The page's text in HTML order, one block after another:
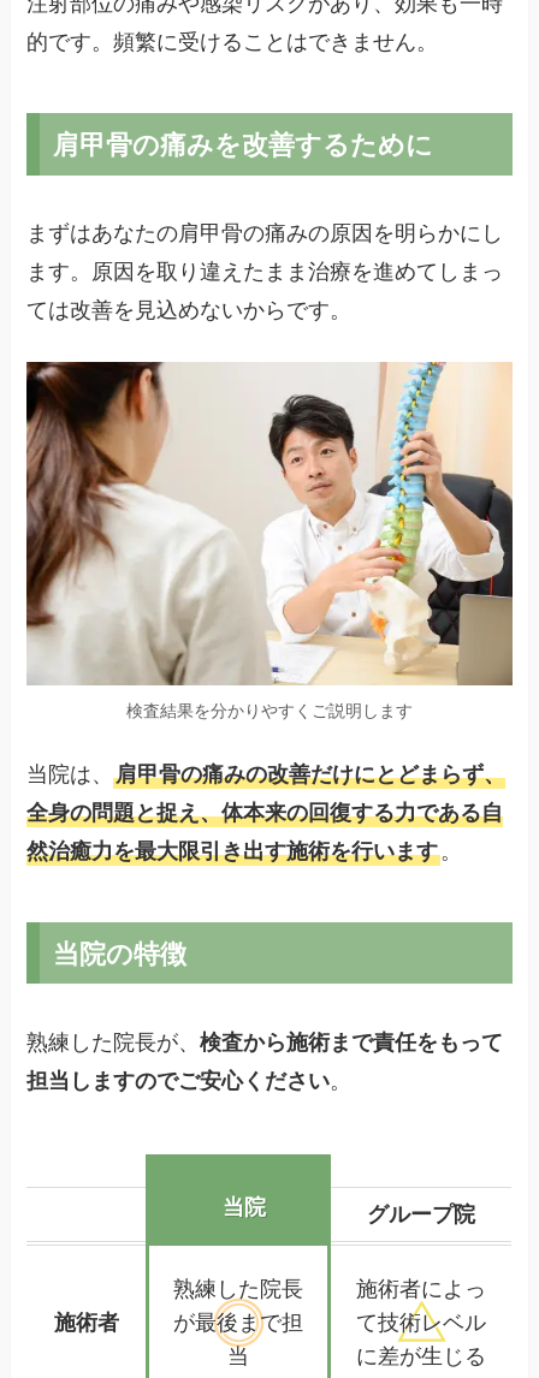
的です。頻繁に受けることはできません。
肩甲骨の痛みを改善するために
まずはあなたの肩甲骨の痛みの原因を明らかにし
ます。原因を取り違えたまま治療を進めてしまっ
ては改善を見込めないからです。
検査結果を分かりやすくご説明します
当院は、肩甲骨の痛みの改善だけにとどまらず、
全身の問題と捉え、体本来の回復する力である自
然治癒力を最大限引き出す施術を行います。
当院の特徴
熟練した院長が、検査から施術まで責任をもって
担当しますのでご安心ください。
当院 グループ院
施術者
熟練した 院長
が最後まで担
当
施術者によっ
て技術レベル
に差が生じる